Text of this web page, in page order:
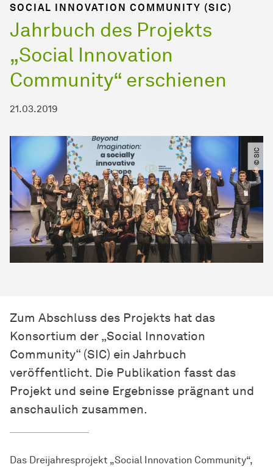
SOCIAL INNOVATION COMMUNITY (SIC)
Jahrbuch des Projekts
„Social Innovation
Community“ erschienen
21.03.2019
© SIC
Zum Abschluss des Projekts hat das
Konsortium der „Social Innovation
Community“ (SIC) ein Jahrbuch
veröffentlicht. Die Publikation fasst das
Projekt und seine Ergebnisse prägnant und
anschaulich zusammen.
Das Dreijahresprojekt „Social Innovation Community“,